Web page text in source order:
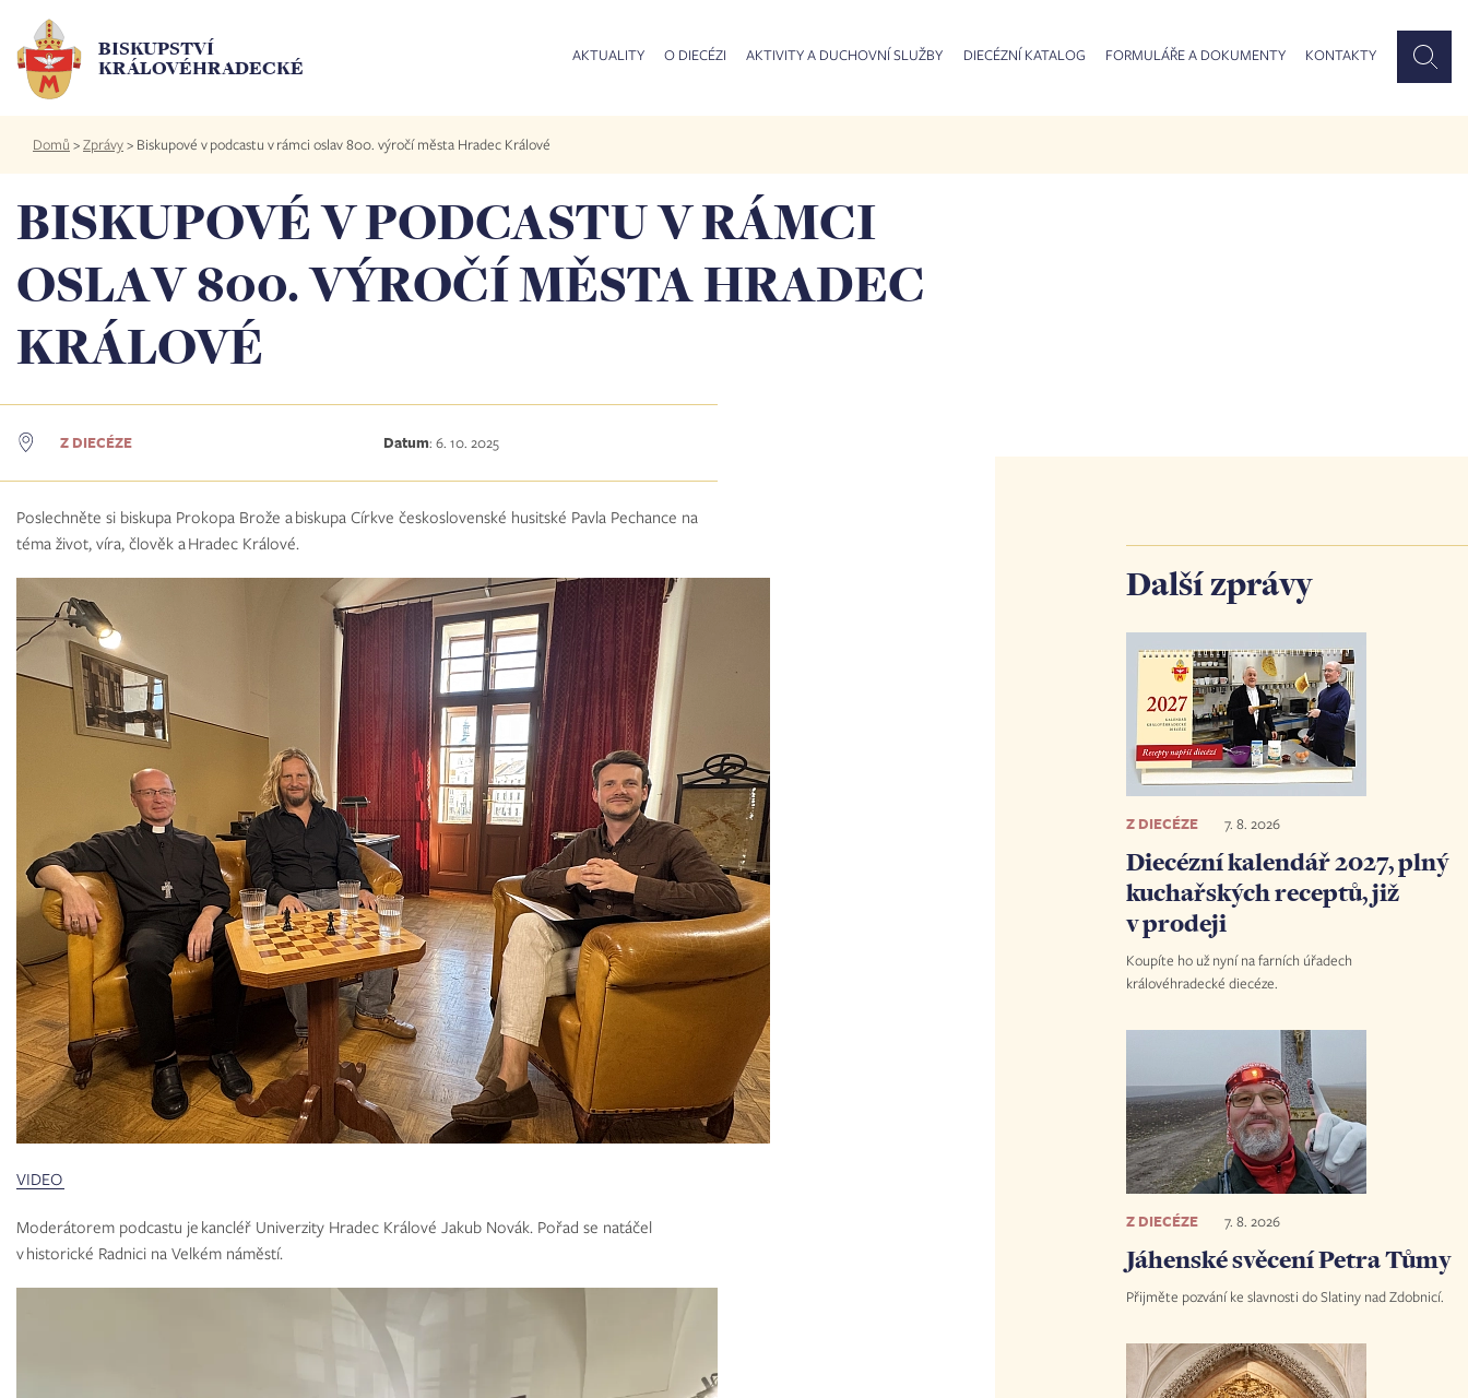
hlavnímu
obsahu
BISKUPSTVÍ
KRÁLOVÉHRADECKÉ
AKTUALITY O DIECÉZI AKTIVITY A DUCHOVNÍ SLUŽBY DIECÉZNÍ KATALOG FORMULÁŘE A DOKUMENTY KONTAKTY
Drobečková
navigace
Domů >Zprávy> Biskupové v podcastu v rámci oslav 800. výročí města Hradec Králové
BISKUPOVÉ V PODCASTU V RÁMCI
OSLAV 800. VÝROČÍ MĚSTA HRADEC
KRÁLOVÉ
Z DIECÉZE Datum: 6. 10. 2025
Poslechněte si biskupa Prokopa Brože a biskupa Církve československé husitské Pavla Pechance na
téma život, víra, člověk a Hradec Králové.
VIDEO
Moderátorem podcastu je kancléř Univerzity Hradec Králové Jakub Novák. Pořad se natáčel
v historické Radnici na Velkém náměstí.
Další zprávy
Z DIECÉZE 7. 8. 2026
Diecézní kalendář 2027, plný
kuchařských receptů, již
v prodeji
Koupíte ho už nyní na farních úřadech
královéhradecké diecéze.
Z DIECÉZE 7. 8. 2026
Jáhenské svěcení Petra Tůmy
Přijměte pozvání ke slavnosti do Slatiny nad Zdobnicí.